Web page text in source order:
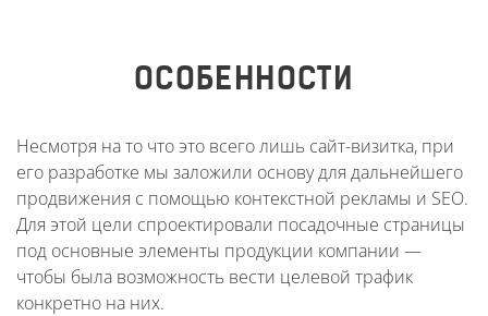
ОСОБЕННОСТИ
Несмотря на то что это всего лишь сайт-визитка, при
его разработке мы заложили основу для дальнейшего
продвижения с помощью контекстной рекламы и SEO.
Для этой цели спроектировали посадочные страницы
под основные элементы продукции компании —
чтобы была возможность вести целевой трафик
конкретно на них.